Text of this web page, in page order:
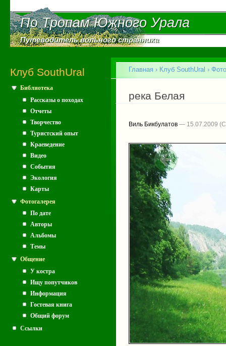
По Тропам Южного Урала
По Тропам Южного Урала
Путеводитель вольного странника
Путеводитель вольного странника
Клуб SouthUral
Библиотека
Рассказы о походах
Отчеты
Творчество
Туристский опыт
Краеведение
Видео
События
Экология
Карты
Фотогалерея
По дате
Авторы
Альбомы
Темы
Общение
У костра
Ищу попутчиков
Информация
Гостевая книга
Общий форум
Ссылки
Вы здесь
Главная › Клуб SouthUral ›
река Белая
Виль Бикбулатов — 15.07.2009